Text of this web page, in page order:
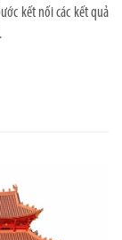
kết nối các kết quả